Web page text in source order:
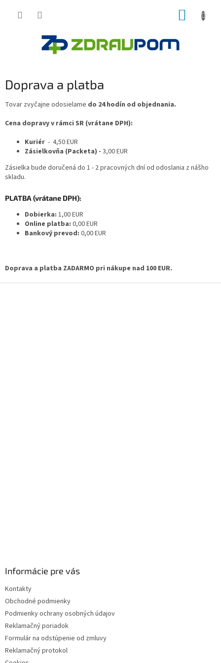
Doprava a platba
Tovar zvyčajne odosielame do 24 hodín od objednania.
Cena dopravy v rámci SR (vrátane DPH):
Kuriér - 4,50 EUR
Zásielkovňa (Packeta) - 3,00EUR
Zásielka bude doručená do 1 - 2 pracovných dní od odoslania z nášho
skladu.
PLATBA (vrátane DPH):
Dobierka: 1,00 EUR
Online platba: 0,00 EUR
Bankový prevod: 0,00 EUR
Doprava a platba ZADARMO pri nákupe nad 100 EUR.
Informácie pre vás
Kontakty
Obchodné podmienky
Podmienky ochrany osobných údajov
Reklamačný poriadok
Formulár na odstúpenie od zmluvy
Reklamačný protokol